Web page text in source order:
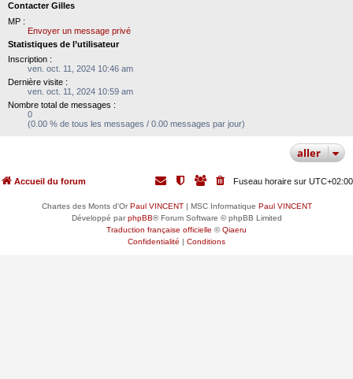
Contacter Gilles
MP :
Envoyer un message privé
Statistiques de l’utilisateur
Inscription :
ven. oct. 11, 2024 10:46 am
Dernière visite :
ven. oct. 11, 2024 10:59 am
Nombre total de messages :
0
(0.00 % de tous les messages / 0.00 messages par jour)
aller
Accueil du forum Fuseau horaire sur UTC+02:00
Chartes des Monts d'OrPaul VINCENT| MSC Informatique Paul VINCENT
Développé parphpBB® Forum Software © phpBB Limited
Traduction française officielle ©Qiaeru
Confidentialité | Conditions